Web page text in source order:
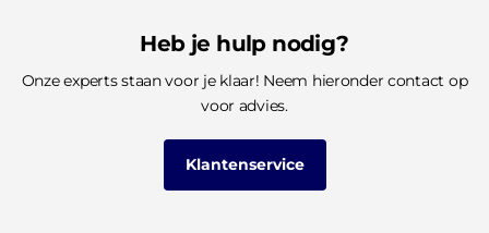
Heb je hulp nodig?
Onze experts staan voor je klaar! Neem hieronder contact op
voor advies.
Klantenservice